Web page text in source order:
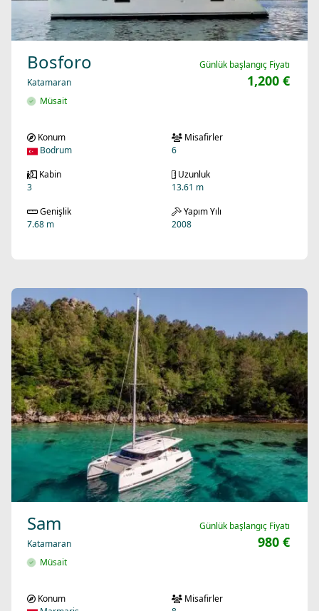
Bosforo
Katamaran
Müsait
Günlük başlangıç Fiyatı
1,200 €
Konum
Bodrum
Misafirler
6
Kabin
3
Uzunluk
13.61 m
Genişlik
7.68 m
Yapım Yılı
2008
Sam
Katamaran
Müsait
Günlük başlangıç Fiyatı
980 €
Konum
Misafirler